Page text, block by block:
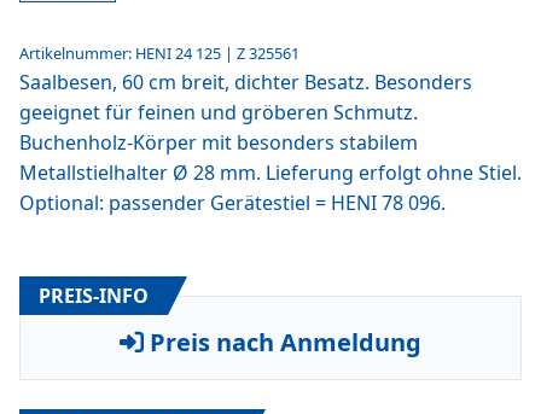
Artikelnummer: HENI 24 125 | Z 325561
Saalbesen, 60 cm breit, dichter Besatz. Besonders
geeignet für feinen und gröberen Schmutz.
Buchenholz-Körper mit besonders stabilem
Metallstielhalter Ø 28 mm. Lieferung erfolgt ohne Stiel.
Optional: passender Gerätestiel = HENI 78 096.
PREIS-INFO
Preis nach Anmeldung